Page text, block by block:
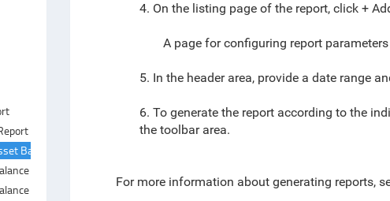
Balance Report
Report: Default Grouping
Report: Default Summarizing
4. On the listing page of the report, click +
A page for configuring report
5. In the header area, provide a date range
6. To generate the report according to the
the toolbar area.
For more information about generating reports,